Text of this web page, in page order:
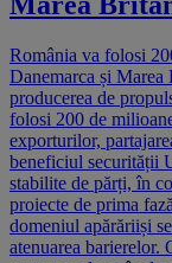
România va folosi
Danemarca și
producerea de
folosi 200 de
exporturilor,
beneficiul securității
stabilite de părți, în
proiecte de prima
domeniul apărăriiși
atenuarea